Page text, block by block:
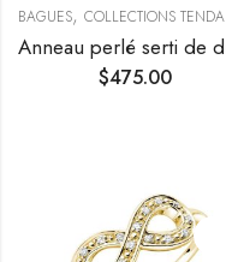
BAGUES, COLLECTIONS TENDANCES
$475.00